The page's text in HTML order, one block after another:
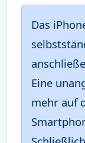
Das
Eine
mehr auf